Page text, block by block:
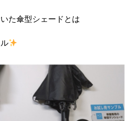
た傘型シェードとは